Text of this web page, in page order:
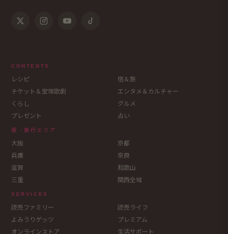
CONTENTS
レシピ
宿＆旅
チケット＆宝塚歌劇
エンタメ＆カルチャー
くらし
グルメ
プレゼント
占い
宿・旅行エリア
大阪
京都
兵庫
奈良
滋賀
和歌山
三重
関西全域
SERVICES
読売ファミリー
読売ライフ
よみうりゲッツ
プレミアム
オンラインストア
生活サポート